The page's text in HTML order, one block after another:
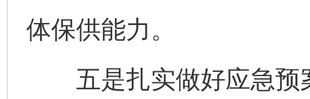
体保供能力。
五是扎实做好应急预